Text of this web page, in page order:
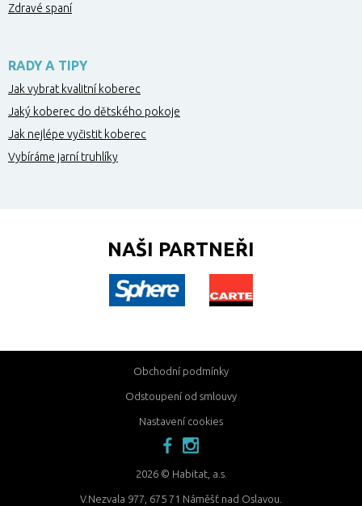
Zdravé spaní
RADY A TIPY
Jak vybrat kvalitní koberec
Jaký koberec do dětského pokoje
Jak nejlépe vyčistit koberec
Vybíráme jarní truhlíky
NAŠI PARTNEŘI
Obchodní podmínky
Odstoupení od smlouvy
Nastavení cookies
facebook
2026 © Habitat, a.s.
V.Nezvala 977, 675 71 Náměšť nad Oslavou.